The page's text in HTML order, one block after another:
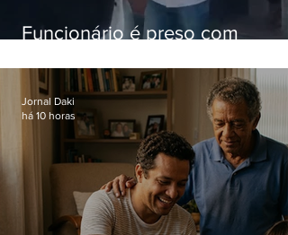
Funcionário é preso com
Hospital do Andaraí
Jornal Daki
há 10 horas